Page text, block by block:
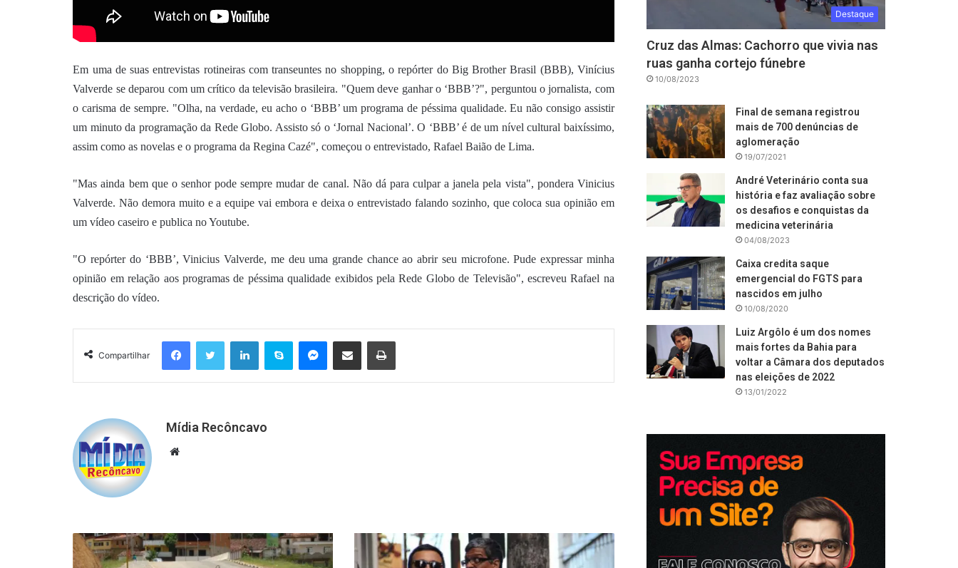
Em uma de suas entrevistas rotineiras com transeuntes no shopping, o repórter do Big Brother Brasil (BBB), Vinícius
Valverde se deparou com um crítico da televisão brasileira. "Quem deve ganhar o ‘BBB’?", perguntou o jornalista, com
o carisma de sempre. "Olha, na verdade, eu acho o ‘BBB’ um programa de péssima qualidade. Eu não consigo assistir
um minuto da programação da Rede Globo. Assisto só o ‘Jornal Nacional’. O ‘BBB’ é de um nível cultural baixíssimo,
assim como as novelas e o programa da Regina Cazé", começou o entrevistado, Rafael Baião de Lima.
"Mas ainda bem que o senhor pode sempre mudar de canal. Não dá para culpar a janela pela vista", pondera Vinicius
Valverde. Não demora muito e a equipe vai embora e deixa o entrevistado falando sozinho, que coloca sua opinião em
um vídeo caseiro e publica no Youtube.
"O repórter do ‘BBB’, Vinicius Valverde, me deu uma grande chance ao abrir seu microfone. Pude expressar minha
opinião em relação aos programas de péssima qualidade exibidos pela Rede Globo de Televisão", escreveu Rafael na
descrição do vídeo.
Compartilhar
FacebookTwitter LinkedinSkype Messenger
Compartilhar via e-mail Imprimir
Mídia Recôncavo
Website
Destaque
Cruz das Almas: Cachorro que vivia nas
ruas ganha cortejo fúnebre
10/08/2023
Final de semana registrou
mais de 700 denúncias de
aglomeração
19/07/2021
André Veterinário conta sua
história e faz avaliação sobre
os desafios e conquistas da
medicina veterinária
04/08/2023
Caixa credita saque
emergencial do FGTS para
nascidos em julho
10/08/2020
Luiz Argôlo é um dos nomes
mais fortes da Bahia para
voltar a Câmara dos deputados
nas eleições de 2022
13/01/2022